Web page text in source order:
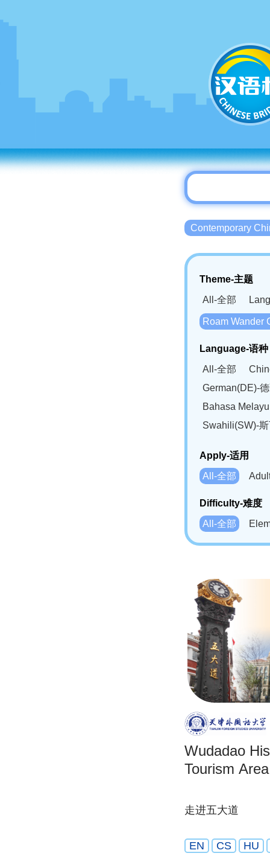
Contemporary
Theme-主题
All-全部
Roam Wander
Language-语种
All-全部
German(DE)-
Bahasa
Swahili(SW)-
Apply-适用
All-全部
Difficulty-难度
All-全部
Wudadao
Tourism Area
走进五大道
EN CS HU